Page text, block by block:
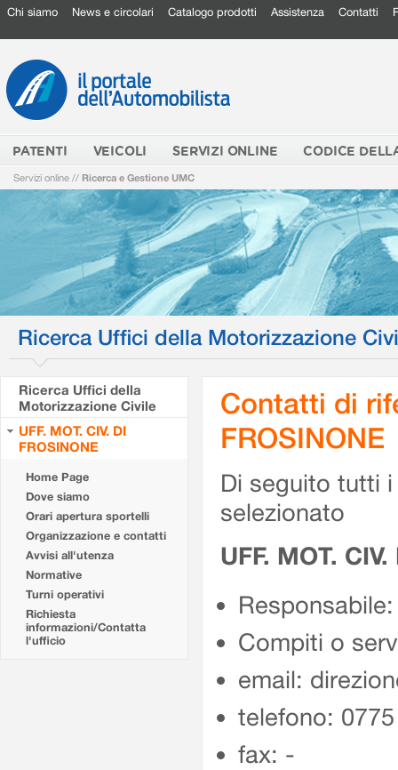
Chi siamo News e circolari Catalogo prodotti Assistenza Contatti
PATENTI VEICOLI SERVIZI ONLINE CODICE
Servizi online // Ricerca e Gestione UMC
Ricerca Uffici della Motorizzazione
Ricerca Uffici della
Motorizzazione Civile
UFF. MOT. CIV. DI
FROSINONE
Home Page
Dove siamo
Orari apertura sportelli
Organizzazione e contatti
Avvisi all'utenza
Normative
Turni operativi
Richiesta
informazioni/Contatta
l'ufficio
Contatti di
FROSINONE
Di seguito tutti
selezionato
UFF. MOT.
Compiti o
email:
telefono:
fax: -